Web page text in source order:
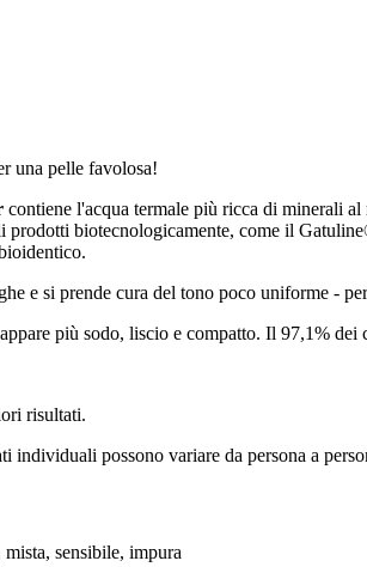
una pelle favolosa!
contiene l'acqua termale più ricca di minerali
prodotti biotecnologicamente, come il
e si prende cura del tono poco uniforme -
più sodo, liscio e compatto. Il 97,1%
risultati.
possono variare da persona a
sensibile, impura